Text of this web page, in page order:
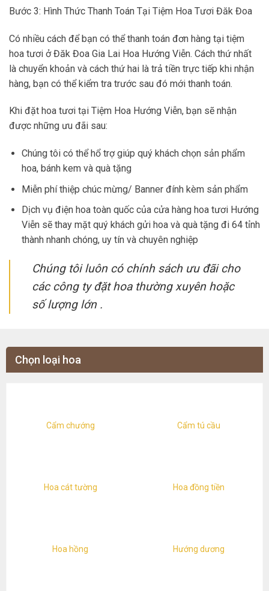
Bước 3: Hình Thức Thanh Toán Tại Tiệm Hoa Tươi Đăk Đoa
Có nhiều cách để bạn có thể thanh toán đơn hàng tại tiệm
hoa tươi ở Đăk Đoa Gia Lai Hoa Hướng Viễn. Cách thứ nhất
là chuyển khoản và cách thứ hai là trả tiền trực tiếp khi nhận
hàng, bạn có thể kiểm tra trước sau đó mới thanh toán.
Khi đặt hoa tươi tại Tiệm Hoa Hướng Viễn, bạn sẽ nhận
được những ưu đãi sau:
Chúng tôi có thể hổ trợ giúp quý khách chọn sản phẩm
hoa, bánh kem và quà tặng
Miễn phí thiệp chúc mừng/ Banner đính kèm sản phẩm
Dịch vụ điện hoa toàn quốc của cửa hàng hoa tươi Hướng
Viễn sẽ thay mặt quý khách gửi hoa và quà tặng đi 64 tỉnh
thành nhanh chóng, uy tín và chuyên nghiệp
Chúng tôi luôn có chính sách ưu đãi cho
các công ty đặt hoa thường xuyên hoặc
số lượng lớn .
Chọn loại hoa
Cẩm chướng Cẩm tú cầu
Hoa cát tường Hoa đồng tiền
Hoa hồng Hướng dương